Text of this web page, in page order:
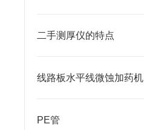
二手测厚仪的特点
线路板水平线微蚀加药机
PE管